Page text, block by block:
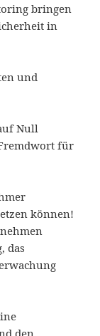
bringen
in
und
Null
für
können!
das